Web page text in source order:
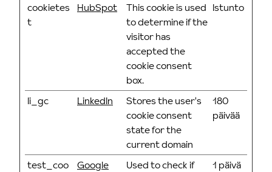
cookietes
t
HubSpot
This cookie is used
to determine if the
visitor has
accepted the
cookie consent
box.
Istunto
li_gc LinkedIn
Stores the user's
cookie consent
state for the
current domain
180
päivää
test_coo
Google
Used to check if
1 päivä